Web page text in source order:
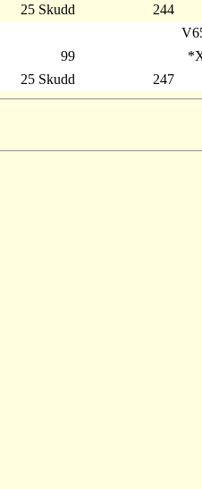
25 Skudd 244
99
25 Skudd 247